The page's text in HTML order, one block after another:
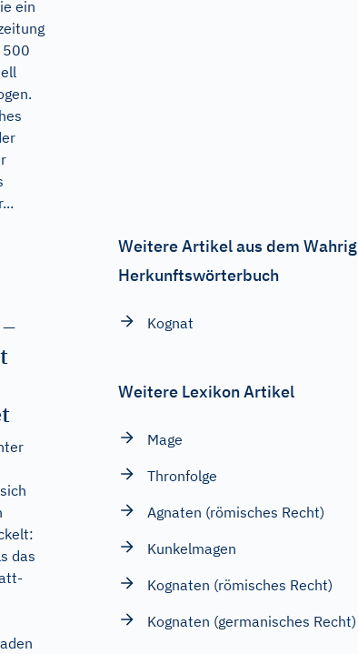
ein
500
das
Weitere Artikel aus dem Wahrig
Herkunftswörterbuch
Kognat
Weitere Lexikon Artikel
Mage
Thronfolge
Agnaten (römisches Recht)
Kunkelmagen
Kognaten (römisches Recht)
Kognaten (germanisches Recht)